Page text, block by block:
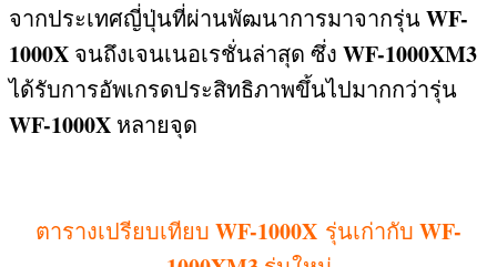
จากประเทศญี่ปุ่นที่ผ่านพัฒนาการมาจากรุ่นWF-
1000X จนถึงเจนเนอเรชั่นล่าสุด ซึ่ง WF-1000XM3
ได้รับการอัพเกรดประสิทธิภาพขึ้นไปมากกว่ารุ่น
WF-1000X หลายจุด
ตารางเปรียบเทียบ WF-1000X รุ่นเก่ากับ WF-